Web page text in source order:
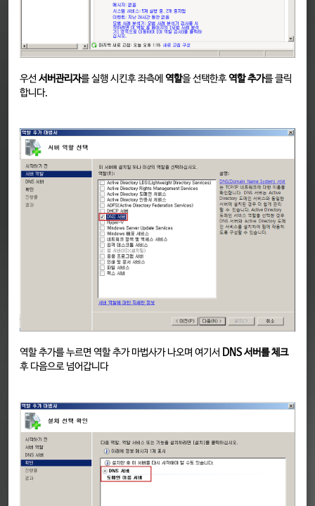
우선서버관리자를 실행 시킨후 좌측에 역할을 선택한후역할 추가를 클릭
합니다.
역할 추가를 누르면 역할 추가 마법사가 나오며 여기서 DNS 서버를 체크
후 다음으로 넘어갑니다